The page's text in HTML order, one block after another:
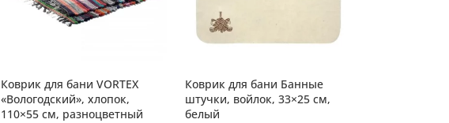
Коврик для бани VORTEX
«Вологодский», хлопок,
110×55 см, разноцветный
Коврик для бани Банные
штучки, войлок, 33×25 см,
белый